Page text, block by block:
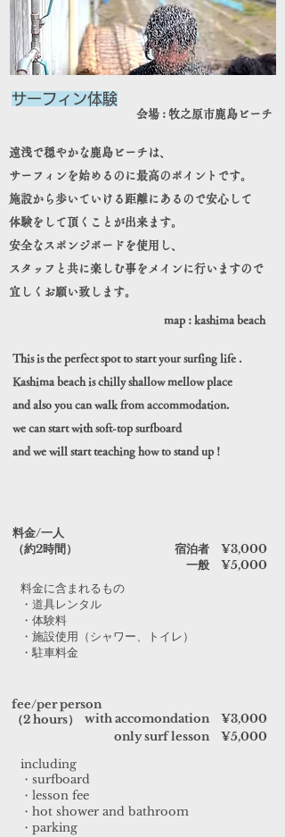
​サーフィン体験
会場 : 牧之原市鹿島ビーチ
遠浅で穏やかな鹿島ビーチは、
サーフィンを始めるのに最高のポイントです。
施設から歩いていける距離にあるので安心して
​体験をして頂くことが出来ます。
安全なスポンジボードを使用し、
​スタッフと共に楽しむ事をメインに行いますので
宜しくお願い致します。
map : kashima beach
This is the perfect spot to start your surfing life .
Kashima beach is chilly shallow mellow place
and also you can walk from accommodation.
we can start with soft-top surfboard
and we will start teaching how to stand up !
​料金/一人
​（約2時間）
宿泊者 ¥3,000
​一般 ¥5,000
​​料金に含まれるもの​
​・道具レンタル
・体験料
​・施設使用（シャワー、トイレ）
​・駐車料金
with accomondation ¥3,000
​fee/per person
​（2 hours）
​only surf lesson ¥5,000
including​​
​・surfboard
・lesson fee
​・hot shower and bathroom
​・parking